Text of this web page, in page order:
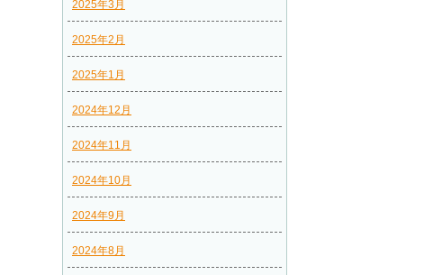
2025年3月
2025年2月
2025年1月
2024年12月
2024年11月
2024年10月
2024年9月
2024年8月